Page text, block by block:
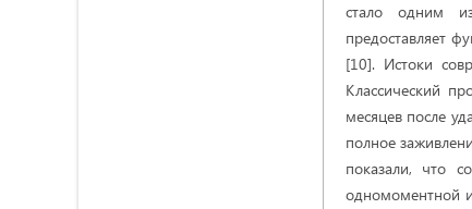
стало одним
предоставляет
[10]. Истоки
Классический
месяцев после
полное
показали, что
одномоментной